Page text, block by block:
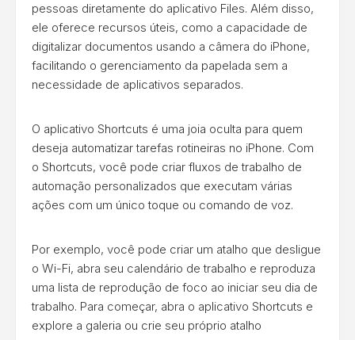
pessoas diretamente do aplicativo Files. Além disso,
ele oferece recursos úteis, como a capacidade de
digitalizar documentos usando a câmera do iPhone,
facilitando o gerenciamento da papelada sem a
necessidade de aplicativos separados.
O aplicativo Shortcuts é uma joia oculta para quem
deseja automatizar tarefas rotineiras no iPhone. Com
o Shortcuts, você pode criar fluxos de trabalho de
automação personalizados que executam várias
ações com um único toque ou comando de voz.
Por exemplo, você pode criar um atalho que desligue
o Wi-Fi, abra seu calendário de trabalho e reproduza
uma lista de reprodução de foco ao iniciar seu dia de
trabalho. Para começar, abra o aplicativo Shortcuts e
explore a galeria ou crie seu próprio atalho